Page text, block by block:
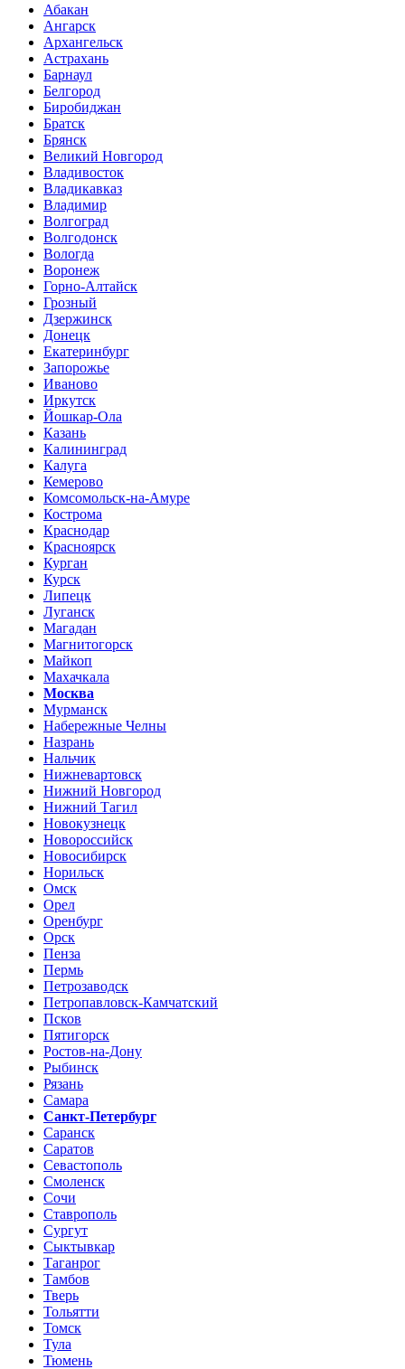
Абакан
Ангарск
Архангельск
Астрахань
Барнаул
Белгород
Биробиджан
Братск
Брянск
Великий Новгород
Владивосток
Владикавказ
Владимир
Волгоград
Волгодонск
Вологда
Воронеж
Горно-Алтайск
Грозный
Дзержинск
Донецк
Екатеринбург
Запорожье
Иваново
Иркутск
Йошкар-Ола
Казань
Калининград
Калуга
Кемерово
Комсомольск-на-Амуре
Кострома
Краснодар
Красноярск
Курган
Курск
Липецк
Луганск
Магадан
Магнитогорск
Майкоп
Махачкала
Москва
Мурманск
Набережные Челны
Назрань
Нальчик
Нижневартовск
Нижний Новгород
Нижний Тагил
Новокузнецк
Новороссийск
Новосибирск
Норильск
Омск
Орел
Оренбург
Орск
Пенза
Пермь
Петрозаводск
Петропавловск-Камчатский
Псков
Пятигорск
Ростов-на-Дону
Рыбинск
Рязань
Самара
Санкт-Петербург
Саранск
Саратов
Севастополь
Смоленск
Сочи
Ставрополь
Сургут
Сыктывкар
Таганрог
Тамбов
Тверь
Тольятти
Томск
Тула
Тюмень